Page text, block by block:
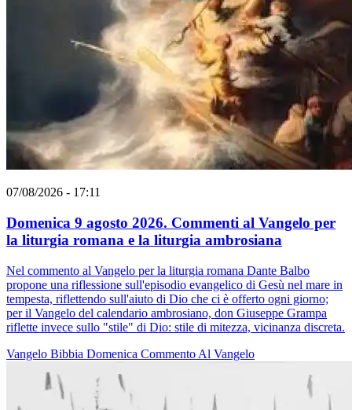
07/08/2026 - 17:11
Domenica 9 agosto 2026. Commenti al Vangelo per
la liturgia romana e la liturgia ambrosiana
Nel commento al Vangelo per la liturgia romana Dante Balbo
propone una riflessione sull'episodio evangelico di Gesù nel mare in
tempesta, riflettendo sull'aiuto di Dio che ci è offerto ogni giorno;
per il Vangelo del calendario ambrosiano, don Giuseppe Grampa
riflette invece sullo "stile" di Dio: stile di mitezza, vicinanza discreta.
Vangelo Bibbia Domenica Commento Al Vangelo